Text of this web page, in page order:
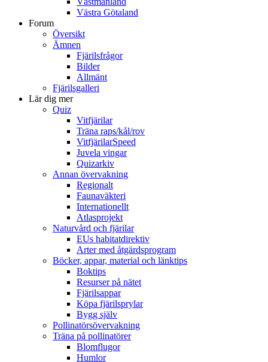
Västra Götaland
Forum
Översikt
Ämnen
Fjärilsfrågor
Bilder
Allmänt
Fjärilsgalleri
Lär dig mer
Quiz
Vitfjärilar
Träna raps/kål/rov
VitfjärilarSpeed
Juvela vingar
Quizarkiv
Annan övervakning
Regionalt
Faunaväkteri
Internationellt
Atlasprojekt
Naturvård och fjärilar
EUs habitatdirektiv
Arter med åtgärdsprogram
Böcker, appar, material och länktips
Boktips
Resurser på nätet
Fjärilsappar
Köpa fjärilsprylar
Bygg själv
Pollinatörsövervakning
Träna på pollinatörer
Blomflugor
Humlor